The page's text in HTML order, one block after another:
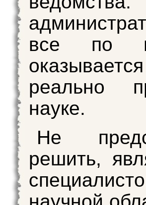
все по
реально
науке.
Не
решить,